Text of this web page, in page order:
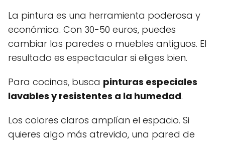
La pintura es una herramienta poderosa y
económica. Con 30-50 euros, puedes
cambiar las paredes o muebles antiguos. El
resultado es espectacular si eliges bien.
Para cocinas, busca pinturas especiales
lavables y resistentes a la humedad.
Los colores claros amplían el espacio. Si
quieres algo más atrevido, una pared de